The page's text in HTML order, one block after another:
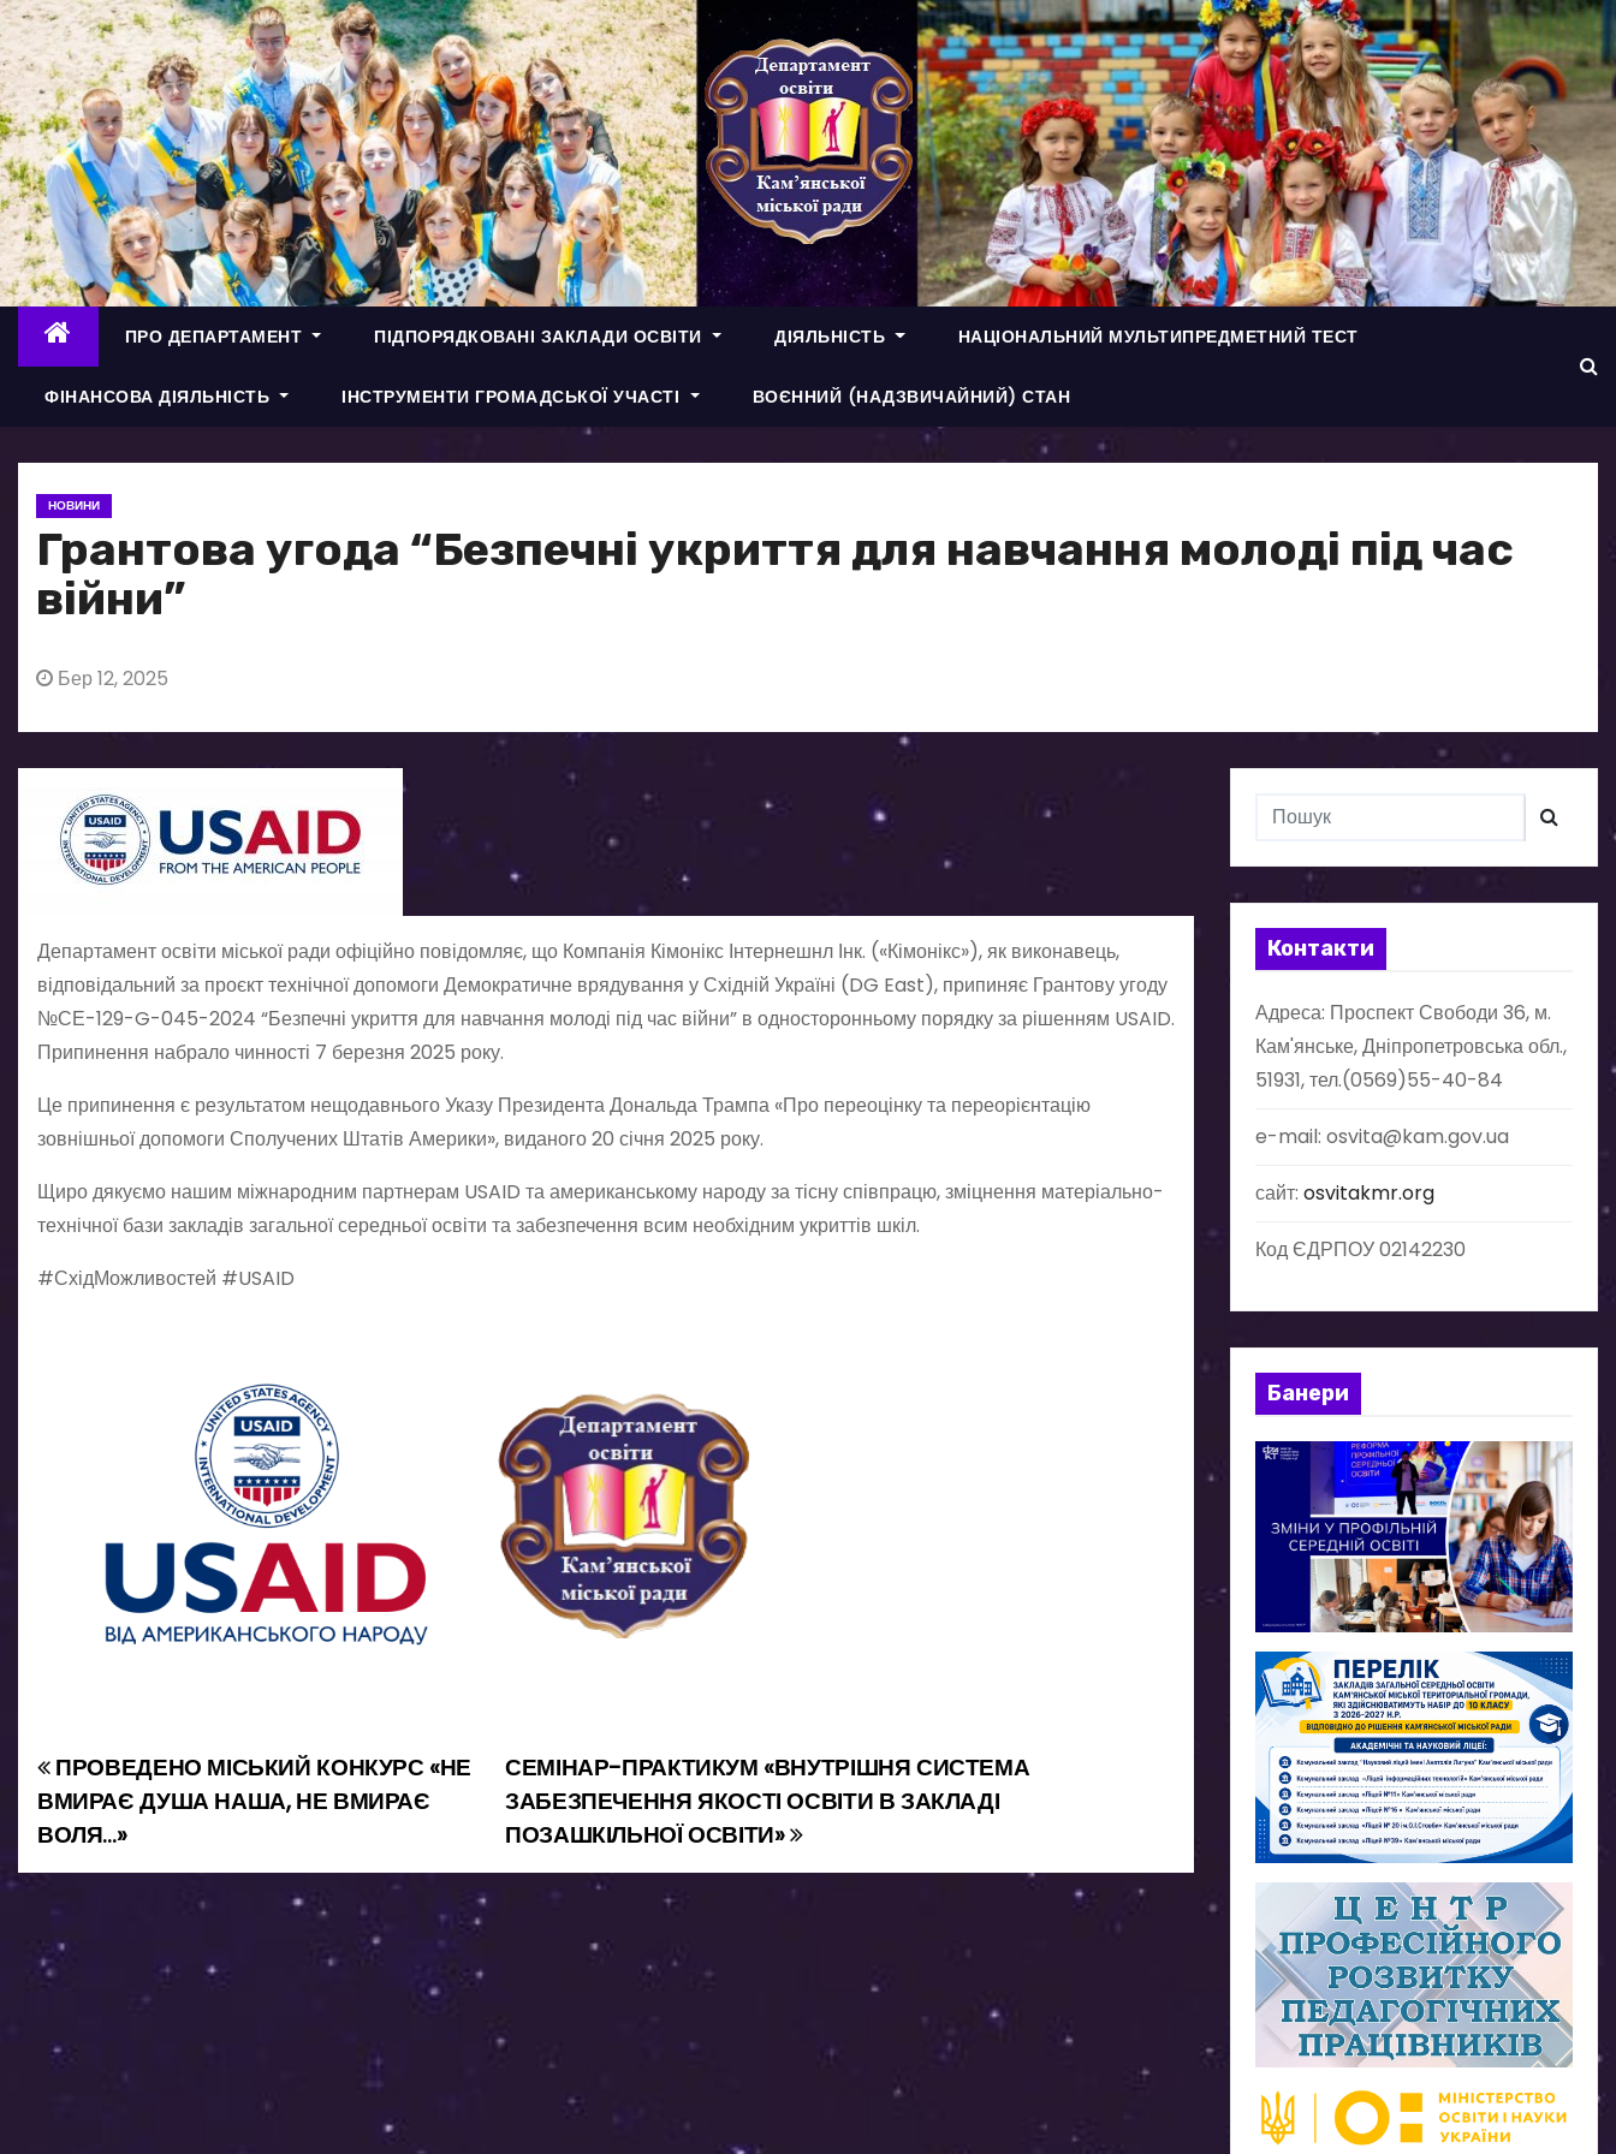
П
е
р
е
й
т
и
д
о
ПРО ДЕПАРТАМЕНТ ПІДПОРЯДКОВАНІ ЗАКЛАДИ ОСВІТИ ДІЯЛЬНІСТЬ НАЦІОНАЛЬНИЙ МУЛЬТИПРЕДМЕТНИЙ ТЕСТ
ФІНАНСОВА ДІЯЛЬНІСТЬ ІНСТРУМЕНТИ ГРОМАДСЬКОЇ УЧАСТІ ВОЄННИЙ (НАДЗВИЧАЙНИЙ) СТАН
НОВИНИ
Грантова угода “Безпечні укриття для навчання молоді під час
війни”
Бер 12, 2025
Департамент освіти міської ради офіційно повідомляє, що Компанія Кімонікс Інтернешнл Інк. («Кімонікс»), як виконавець,
відповідальний за проєкт технічної допомоги Демократичне врядування у Східній Україні (DG East), припиняє Грантову угоду
№СЕ-129-G-045-2024 “Безпечні укриття для навчання молоді під час війни” в односторонньому порядку за рішенням USAID.
Припинення набрало чинності 7 березня 2025 року.
Це припинення є результатом нещодавнього Указу Президента Дональда Трампа «Про переоцінку та переорієнтацію
зовнішньої допомоги Сполучених Штатів Америки», виданого 20 січня 2025 року.
Щиро дякуємо нашим міжнародним партнерам USAID та американському народу за тісну співпрацю, зміцнення матеріально-
технічної бази закладів загальної середньої освіти та забезпечення всим необхідним укриттів шкіл.
#СхідМожливостей #USAID
Н
а
в
г
СЕМІНАР-ПРАКТИКУМ «ВНУТРІШНЯ СИСТЕМА
ЗАБЕЗПЕЧЕННЯ ЯКОСТІ ОСВІТИ В ЗАКЛАДІ
ПОЗАШКІЛЬНОЇ ОСВІТИ»
ПРОВЕДЕНО МІСЬКИЙ КОНКУРС «НЕ
ВМИРАЄ ДУША НАША, НЕ ВМИРАЄ
ВОЛЯ…»
Контакти
Адреса: Проспект Свободи 36, м.
Кам'янське, Дніпропетровська обл.,
51931, тел.(0569)55-40-84
e-mail: osvita@kam.gov.ua
сайт: osvitakmr.org
Код ЄДРПОУ 02142230
Банери